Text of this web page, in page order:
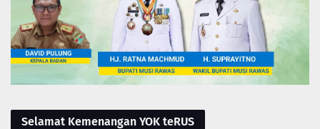
Selamat Kemenangan YOK teRUS